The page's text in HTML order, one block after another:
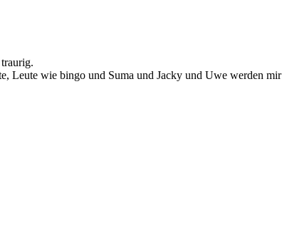
wie bingo und Suma und Jacky und Uwe werden